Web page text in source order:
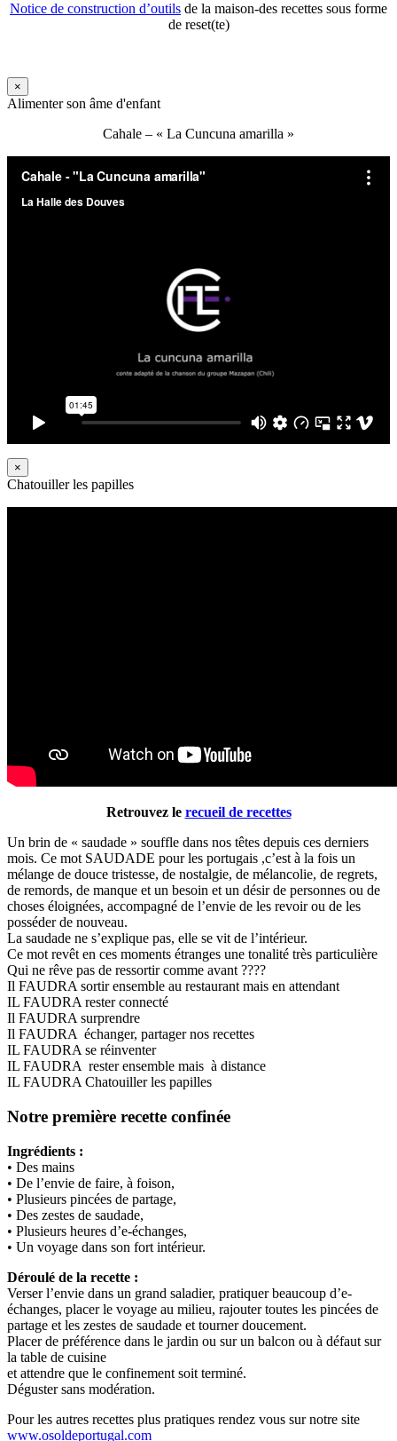
Notice de construction d’outils de la maison-des recettes sous forme
de reset(te)
×
Alimenter son âme d'enfant
Cahale – « La Cuncuna amarilla »
×
Chatouiller les papilles
Retrouvez le recueil de recettes
Un brin de « saudade » souffle dans nos têtes depuis ces derniers
mois. Ce mot SAUDADE pour les portugais ,c’est à la fois un
mélange de douce tristesse, de nostalgie, de mélancolie, de regrets,
de remords, de manque et un besoin et un désir de personnes ou de
choses éloignées, accompagné de l’envie de les revoir ou de les
posséder de nouveau.
La saudade ne s’explique pas, elle se vit de l’intérieur.
Ce mot revêt en ces moments étranges une tonalité très particulière
Qui ne rêve pas de ressortir comme avant ????
Il FAUDRA sortir ensemble au restaurant mais en attendant
IL FAUDRA rester connecté
Il FAUDRA surprendre
Il FAUDRA échanger, partager nos recettes
IL FAUDRA se réinventer
IL FAUDRA rester ensemble mais à distance
IL FAUDRA Chatouiller les papilles
Notre première recette confinée
Ingrédients :
• Des mains
• De l’envie de faire, à foison,
• Plusieurs pincées de partage,
• Des zestes de saudade,
• Plusieurs heures d’e-échanges,
• Un voyage dans son fort intérieur.
Déroulé de la recette :
Verser l’envie dans un grand saladier, pratiquer beaucoup d’e-
échanges, placer le voyage au milieu, rajouter toutes les pincées de
partage et les zestes de saudade et tourner doucement.
Placer de préférence dans le jardin ou sur un balcon ou à défaut sur
la table de cuisine
et attendre que le confinement soit terminé.
Déguster sans modération.
Pour les autres recettes plus pratiques rendez vous sur notre site
www.osoldeportugal.com